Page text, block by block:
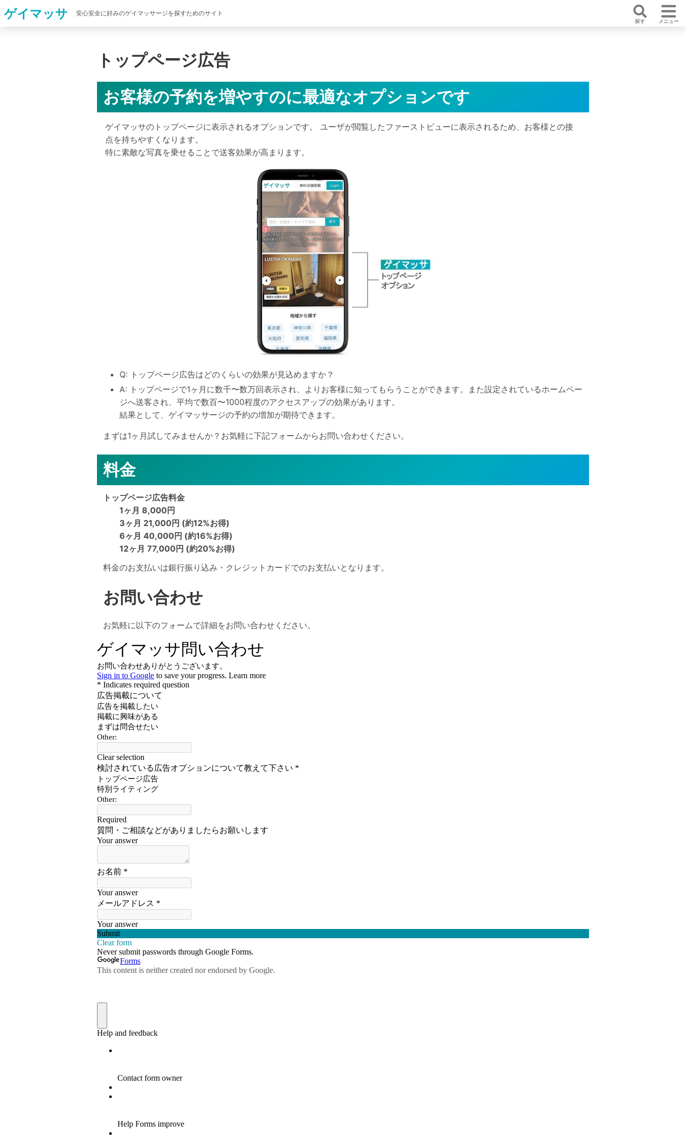
ゲイマッサ 安心安全に好みのゲイマッサージを探すためのサイト
探す メニュー
トップページ広告
お客様の予約を増やすのに最適なオプションです
ゲイマッサのトップページに表示されるオプションです。 ユーザが閲覧したファーストビューに表示されるため、お客様との接
点を持ちやすくなります。
特に素敵な写真を乗せることで送客効果が高まります。
Q: トップページ広告はどのくらいの効果が見込めますか？
A: トップページで1ヶ月に数千〜数万回表示され、よりお客様に知ってもらうことができます。また設定されているホームペー
ジへ送客され、平均で数百〜1000程度のアクセスアップの効果があります。
結果として、ゲイマッサージの予約の増加が期待できます。
まずは1ヶ月試してみませんか？お気軽に下記フォームからお問い合わせください。
料金
トップページ広告料金
1ヶ月 8,000円
3ヶ月 21,000円 (約12%お得)
6ヶ月 40,000円 (約16%お得)
12ヶ月 77,000円 (約20%お得)
料金のお支払いは銀行振り込み・クレジットカードでのお支払いとなります。
お問い合わせ
お気軽に以下のフォームで詳細をお問い合わせください。